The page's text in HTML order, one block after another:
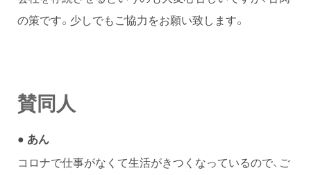
の策です。少しでもご協力をお願い致します。
賛同人
● あん
コロナで仕事がなくて生活がきつくなっているので、ご